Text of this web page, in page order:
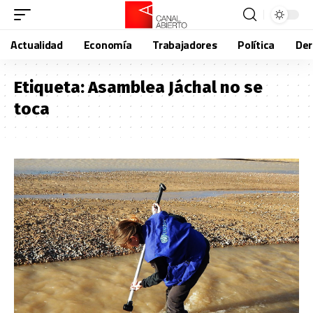
Actualidad Economía Trabajadores Política
Etiqueta:Asamblea Jáchal no se
toca